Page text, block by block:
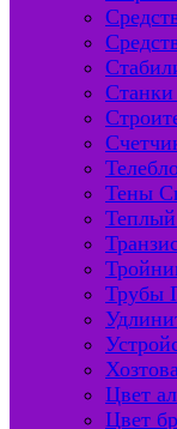
Тены
Трубы
Цвет
Цвет